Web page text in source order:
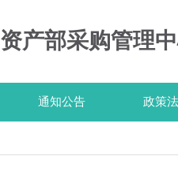
资产部采购管理
通知公告 政策